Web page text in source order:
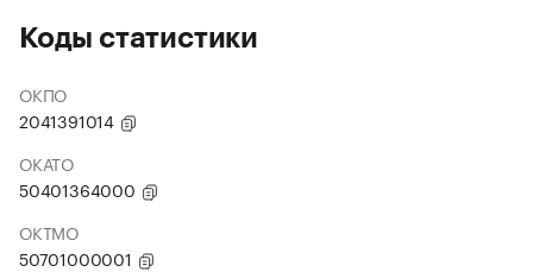
Коды статистики
ОКПО
2041391014
ОКАТО
50401364000
ОКТМО
50701000001